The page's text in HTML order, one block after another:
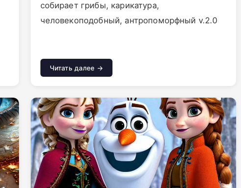
собирает грибы, карикатура,
человекоподобный, антропоморфный v.2.0
Читать далее →